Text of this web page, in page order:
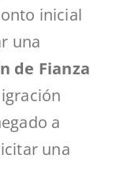
inicial
una
de Fianza
a
una